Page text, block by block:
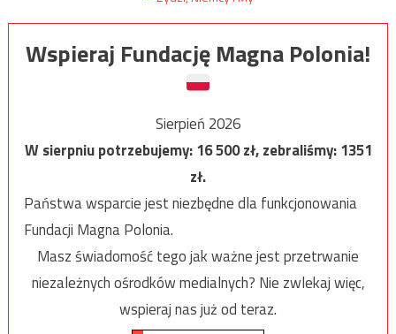
Wspieraj Fundację Magna Polonia!
Sierpień 2026
W sierpniu potrzebujemy:16 500zł, zebraliśmy:1351
zł.
Państwa wsparcie jest niezbędne dla funkcjonowania
Fundacji Magna Polonia.
Masz świadomość tego jak ważne jest przetrwanie
niezależnych ośrodków medialnych? Nie zwlekaj więc,
wspieraj nas już od teraz.